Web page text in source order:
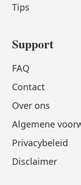
Tips
Support
FAQ
Contact
Over ons
Algemene
Privacybeleid
Disclaimer